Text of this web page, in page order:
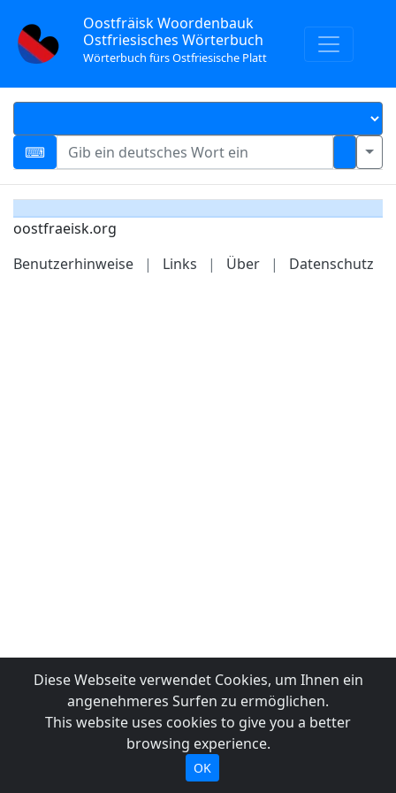
Oostfräisk Woordenbauk
Ostfriesisches Wörterbuch
Wörterbuch fürs Ostfriesische Platt
oostfraeisk.org
Benutzerhinweise
| Links | Über | Datenschutz
Diese Webseite verwendet Cookies, um Ihnen ein
angenehmeres Surfen zu ermöglichen.
This website uses cookies to give you a better
browsing experience.
OK